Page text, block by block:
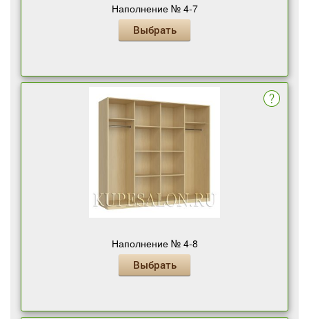
Наполнение № 4-7
Выбрать
Наполнение № 4-8
Выбрать